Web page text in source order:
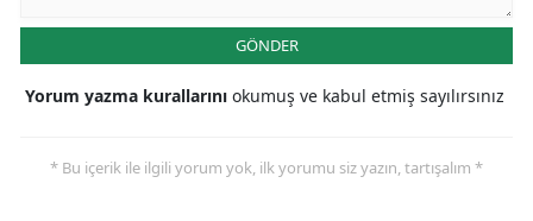
GÖNDER
Yorum yazma kurallarını okumuş ve kabul etmiş sayılırsınız
* Bu içerik ile ilgili yorum yok, ilk yorumu siz yazın, tartışalım *